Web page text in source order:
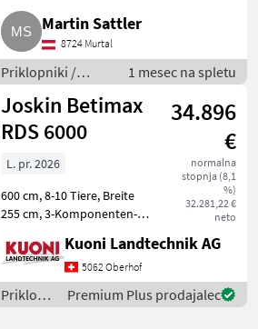
Martin Sattler
8724 Murtal
Priklopniki /
Priklopnik za
prevoz živali
1 mesec na spletu
Joskin Betimax
RDS 6000
34.896
€
normalna
stopnja (8,1
%)
32.281,22 €
neto
L. pr. 2026
600 cm, 8-10 Tiere, Breite
255 cm, 3-Komponenten-
verzinkt, Hydraulisch
absenkbar, , 2-Leiter EU
Druckluftbremsen mit ALB,
Bereifung 385/55R19.5
Kuoni Landtechnik AG
5062 Oberhof
Priklopniki
/ Joskin
Premium Plus prodajalec